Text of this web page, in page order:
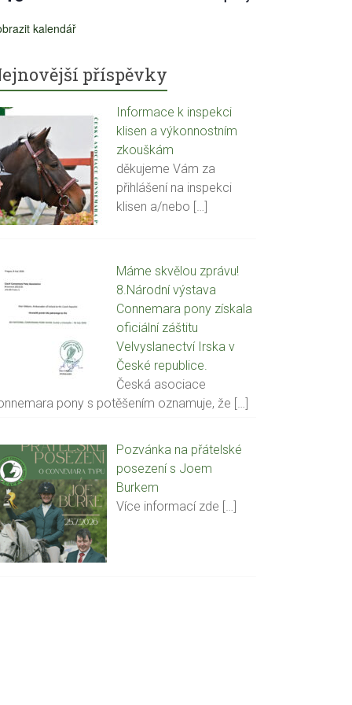
kalendář
příspěvky
Informace k inspekci
klisen a výkonnostním
zkouškám
děkujeme Vám za
přihlášení na inspekci
klisen a/nebo […]
Máme skvělou zprávu!
8.Národní výstava
Connemara pony získala
oficiální záštitu
Velvyslanectví Irska v
České republice.
Česká asociace
pony s potěšením oznamuje, že […]
Pozvánka na přátelské
posezení s Joem
Burkem
Více informací zde […]